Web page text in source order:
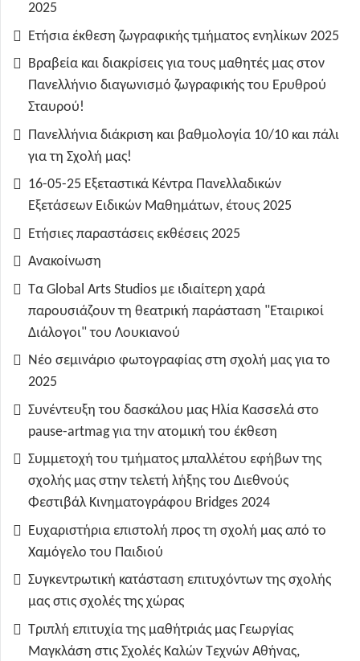
2025
Ετήσια έκθεση ζωγραφικής τμήματος ενηλίκων 2025
Βραβεία και διακρίσεις για τους μαθητές μας στον
Πανελλήνιο διαγωνισμό ζωγραφικής του Ερυθρού
Σταυρού!
Πανελλήνια διάκριση και βαθμολογία 10/10 και πάλι
για τη Σχολή μας!
16-05-25 Εξεταστικά Κέντρα Πανελλαδικών
Εξετάσεων Ειδικών Μαθημάτων, έτους 2025
Ετήσιες παραστάσεις εκθέσεις 2025
Ανακοίνωση
Τα Global Arts Studios με ιδιαίτερη χαρά
παρουσιάζουν τη θεατρική παράσταση "Εταιρικοί
Διάλογοι" του Λουκιανού
Νέο σεμινάριο φωτογραφίας στη σχολή μας για το
2025
Συνέντευξη του δασκάλου μας Ηλία Κασσελά στο
pause-artmag για την ατομική του έκθεση
Συμμετοχή του τμήματος μπαλλέτου εφήβων της
σχολής μας στην τελετή λήξης του Διεθνούς
Φεστιβάλ Κινηματογράφου Bridges 2024
Ευχαριστήρια επιστολή προς τη σχολή μας από το
Χαμόγελο του Παιδιού
Συγκεντρωτική κατάσταση επιτυχόντων της σχολής
μας στις σχολές της χώρας
Τριπλή επιτυχία της μαθήτριάς μας Γεωργίας
Μαγκλάση στις Σχολές Καλών Τεχνών Αθήνας,